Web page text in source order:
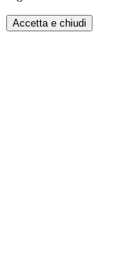
Accetta e chiudi